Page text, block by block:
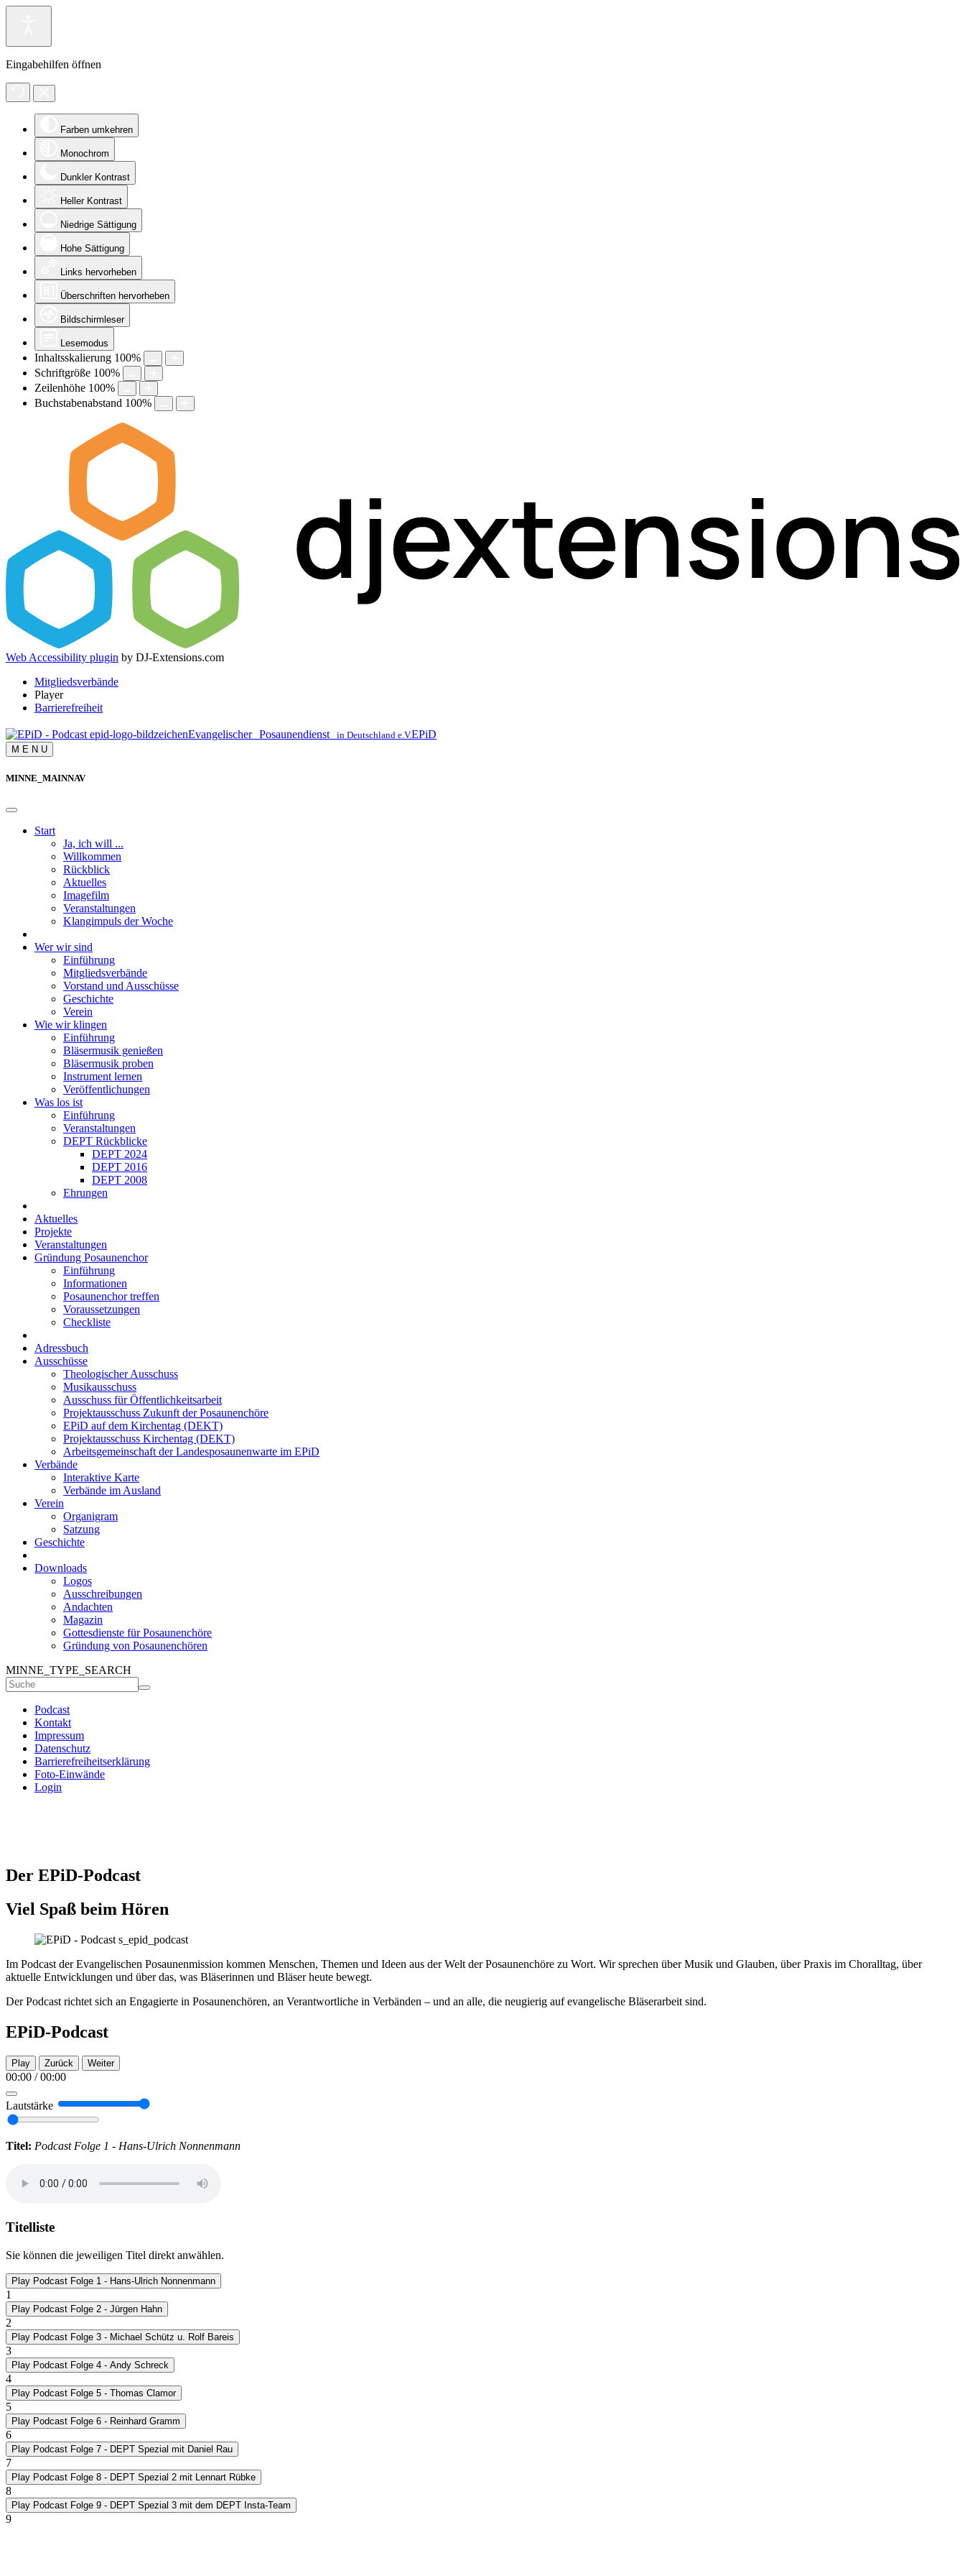
Eingabehilfen öffnen
Farben umkehren
Monochrom
Dunkler Kontrast
Heller Kontrast
Niedrige Sättigung
Hohe Sättigung
Links hervorheben
Überschriften hervorheben
Bildschirmleser
Lesemodus
Inhaltsskalierung 100%
Schriftgröße 100%
Zeilenhöhe 100%
Buchstabenabstand 100%
Web Accessibility plugin by DJ-Extensions.com
Mitgliedsverbände
Player
Barrierefreiheit
Evangelischer Posaunendienst in Deutschland e.V.EPiD
M E N U
MINNE_MAINNAV
Start
Ja, ich will ...
Willkommen
Rückblick
Aktuelles
Imagefilm
Veranstaltungen
Klangimpuls der Woche
Wer wir sind
Einführung
Mitgliedsverbände
Vorstand und Ausschüsse
Geschichte
Verein
Wie wir klingen
Einführung
Bläsermusik genießen
Bläsermusik proben
Instrument lernen
Veröffentlichungen
Was los ist
Einführung
Veranstaltungen
DEPT Rückblicke
DEPT 2024
DEPT 2016
DEPT 2008
Ehrungen
Aktuelles
Projekte
Veranstaltungen
Gründung Posaunenchor
Einführung
Informationen
Posaunenchor treffen
Voraussetzungen
Checkliste
Adressbuch
Ausschüsse
Theologischer Ausschuss
Musikausschuss
Ausschuss für Öffent­lich­keits­arbeit
Projekt­aus­schuss Zukunft der Posau­nen­chöre
EPiD auf dem Kirchentag (DEKT)
Projektausschuss Kirchentag (DEKT)
Arbeitsgemeinschaft der Landesposaunenwarte im EPiD
Verbände
Interaktive Karte
Verbände im Ausland
Verein
Organigram
Satzung
Geschichte
Downloads
Logos
Ausschreibungen
Andachten
Magazin
Gottesdienste für Posaunenchöre
Gründung von Posaunenchören
MINNE_TYPE_SEARCH
Podcast
Kontakt
Impressum
Datenschutz
Barrierefreiheitserklärung
Foto-Einwände
Login
Der EPiD-Podcast
Viel Spaß beim Hören
Im Podcast der Evangelischen Posaunenmission kommen Menschen, Themen und Ideen aus der Welt der Posaunenchöre zu Wort. Wir sprechen über Musik und Glauben, über Praxis im Choralltag, über
aktuelle Entwicklungen und über das, was Bläserinnen und Bläser heute bewegt.
Der Podcast richtet sich an Engagierte in Posaunenchören, an Verantwortliche in Verbänden – und an alle, die neugierig auf evangelische Bläserarbeit sind.
EPiD-Podcast
Play Zurück Weiter
00:00 /00:00
Lautstärke
Titel: Podcast Folge 1 - Hans-Ulrich Nonnenmann
Titelliste
Sie können die jeweiligen Titel direkt anwählen.
Play Podcast Folge 1 - Hans-Ulrich Nonnenmann
1
Play Podcast Folge 2 - Jürgen Hahn
2
Play Podcast Folge 3 - Michael Schütz u. Rolf Bareis
3
Play Podcast Folge 4 - Andy Schreck
4
Play Podcast Folge 5 - Thomas Clamor
5
Play Podcast Folge 6 - Reinhard Gramm
6
Play Podcast Folge 7 - DEPT Spezial mit Daniel Rau
7
Play Podcast Folge 8 - DEPT Spezial 2 mit Lennart Rübke
8
Play Podcast Folge 9 - DEPT Spezial 3 mit dem DEPT Insta-Team
9